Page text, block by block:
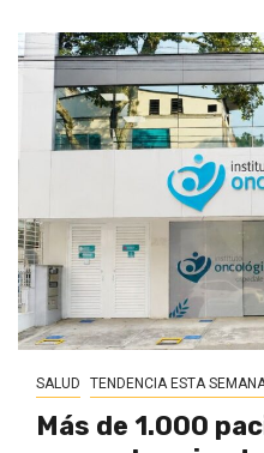
SALUD TENDENCIA ESTA
Más de 1.000